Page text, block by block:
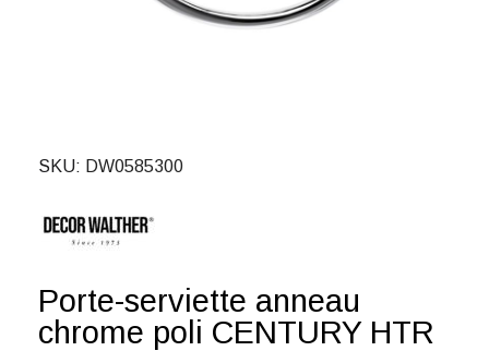
SKU DW0585300
Porte-serviette anneau
chrome poli CENTURY HTR